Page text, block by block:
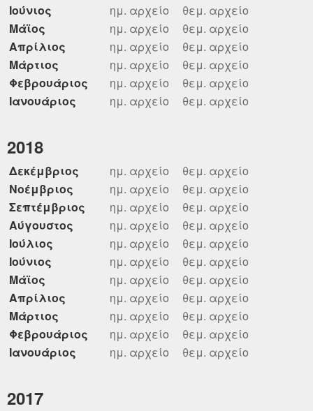
Ιούνιος
ημ. αρχείο
θεμ. αρχείο
Μάϊος
ημ. αρχείο
θεμ. αρχείο
Απρίλιος
ημ. αρχείο
θεμ. αρχείο
Μάρτιος
ημ. αρχείο
θεμ. αρχείο
Φεβρουάριος
ημ. αρχείο
θεμ. αρχείο
Ιανουάριος
ημ. αρχείο θεμ. αρχείο
2018
Δεκέμβριος ημ. αρχείο
θεμ. αρχείο
Νοέμβριος
ημ. αρχείο
θεμ. αρχείο
Σεπτέμβριος
ημ. αρχείο
θεμ. αρχείο
Αύγουστος
ημ. αρχείο
θεμ. αρχείο
Ιούλιος
ημ. αρχείο
θεμ. αρχείο
Ιούνιος
ημ. αρχείο
θεμ. αρχείο
Μάϊος
ημ. αρχείο
θεμ. αρχείο
Απρίλιος
ημ. αρχείο
θεμ. αρχείο
Μάρτιος
ημ. αρχείο
θεμ. αρχείο
Φεβρουάριος
ημ. αρχείο
θεμ. αρχείο
Ιανουάριος
ημ. αρχείο θεμ. αρχείο
2017